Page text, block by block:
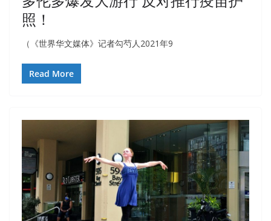
照！
（《世界华文媒体》记者勾芍人2021年9
Read More